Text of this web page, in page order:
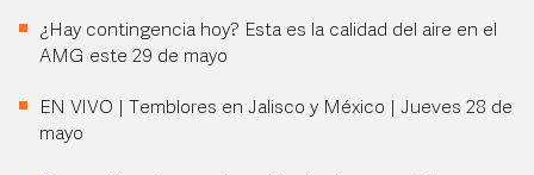
¿Hay contingencia hoy? Esta es la calidad del aire en el
AMG este 29 de mayo
EN VIVO | Temblores en Jalisco y México | Jueves 28 de
mayo